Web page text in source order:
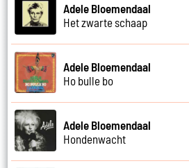
Adele Bloemendaal
Het zwarte schaap
Adele Bloemendaal
Ho bulle bo
Adele Bloemendaal
Hondenwacht